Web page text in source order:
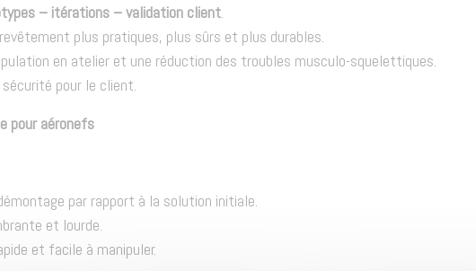
– itérations – validation client.
plus pratiques, plus sûrs et plus durables.
en atelier et une réduction des troubles musculo-squelettiques.
pour le client.
pour aéronefs
par rapport à la solution initiale.
et lourde.
et facile à manipuler.